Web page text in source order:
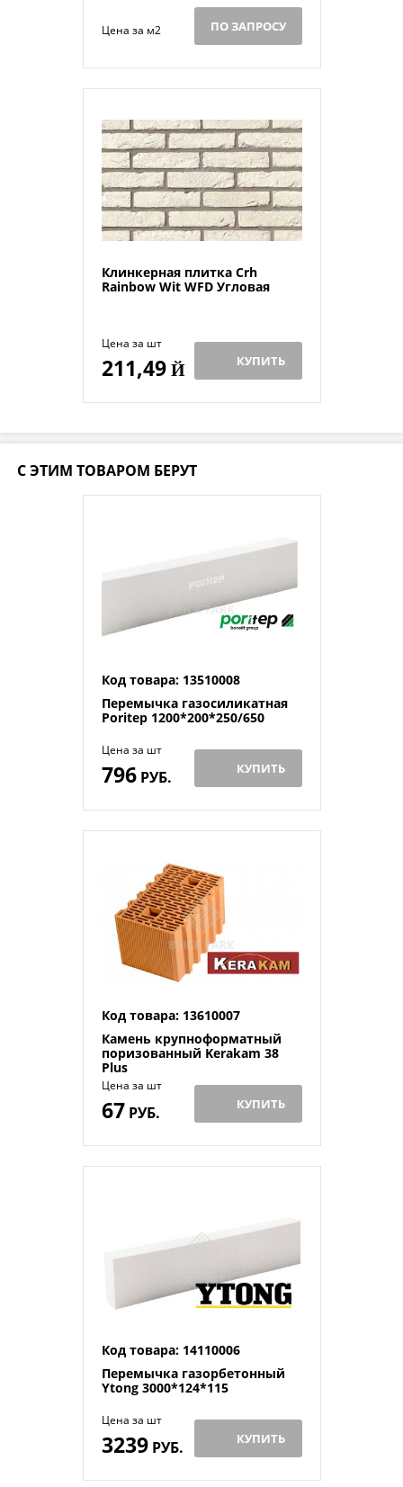
Цена за м2 ПО ЗАПРОСУ
Клинкерная плитка Crh
Rainbow Wit WFD Угловая
Цена за шт
211,49Й КУПИТЬ
С ЭТИМ ТОВАРОМ БЕРУТ
Код товара: 13510008
Перемычка газосиликатная
Poritep 1200*200*250/650
Цена за шт
796РУБ. КУПИТЬ
Код товара: 13610007
Камень крупноформатный
поризованный Kerakam 38
Plus
Цена за шт
67РУБ. КУПИТЬ
Код товара: 14110006
Перемычка газорбетонный
Ytong 3000*124*115
Цена за шт
3239РУБ. КУПИТЬ